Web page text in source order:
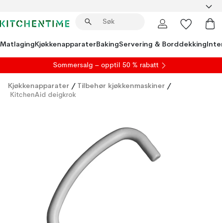
MatlagingKjøkkenapparaterBakingServering & Borddekking
Sommersalg – opptil 50 % rabatt
Kjøkkenapparater / Tilbehør kjøkkenmaskiner /
KitchenAid deigkrok